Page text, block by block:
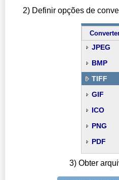
2) Definir opções de
JPEG
BMP
TIFF
GIF
ICO
PNG
PDF
3) Obter